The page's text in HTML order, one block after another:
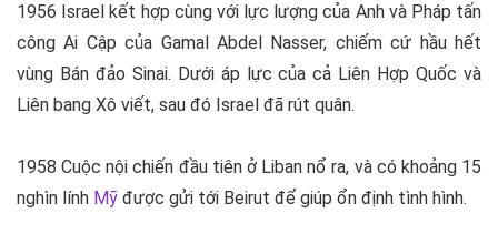
1956 Israel kết hợp cùng với lực lượng của Anh và Pháp tấn
công Ai Cập của Gamal Abdel Nasser, chiếm cứ hầu hết
vùng Bán đảo Sinai. Dưới áp lực của cả Liên Hợp Quốc và
Liên bang Xô viết, sau đó Israel đã rút quân.
1958 Cuộc nội chiến đầu tiên ở Liban nổ ra, và có khoảng 15
nghìn lính Mỹ được gửi tới Beirut để giúp ổn định tình hình.